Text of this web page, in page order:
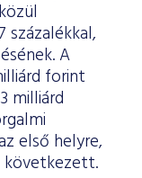
százalékkal,
A
forint
milliárd
első helyre,
következett.